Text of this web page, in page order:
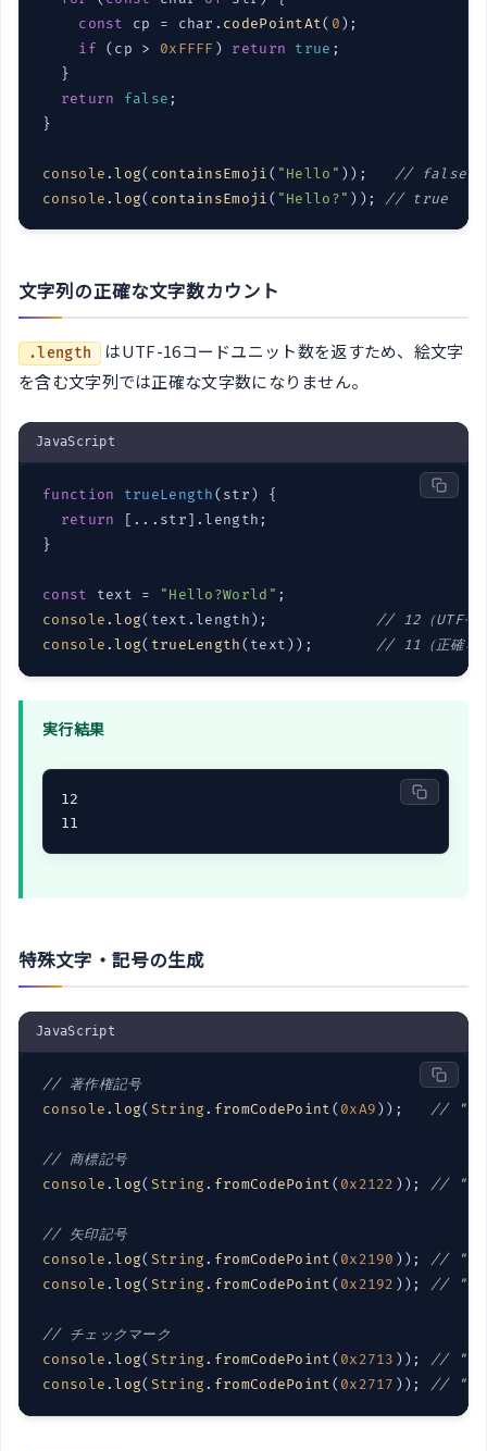
const
cp = char. codePointAt( 0);
if (cp > 0xFFFF ) return true ;
  }
return
false ;
}
console.log( containsEmoji( "Hello" )); // false
console.log( containsEmoji( "Hello?" )); // true
文字列の正確な文字数カウント
.length
はUTF-16コードユニット数を返すため、絵文字
を含む文字列では正確な文字数になりません。
JavaScript
function trueLength( str) {
return [...str].length;
}
const text = "Hello?World"
console.log(text.length); // 12（UTF-
console.log( trueLength(text)); // 11（正確な
実行結果
12
11
特殊文字・記号の生成
JavaScript
// 著作権記号
console.log( String. fromCodePoint( 0xA9)); // "©"
// 商標記号
console.log( String. fromCodePoint( 0x2122 )); // "™"
// 矢印記号
console.log( String. fromCodePoint( 0x2190 )); // "←"
console.log( String. fromCodePoint( 0x2192 )); // "→"
// チェックマーク
console.log( String. fromCodePoint( 0x2713 )); // "✓"
console.log( String. fromCodePoint( 0x2717 )); // "✗"